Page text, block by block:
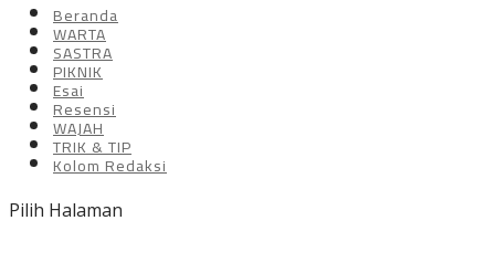
Beranda
WARTA
SASTRA
PIKNIK
Esai
Resensi
WAJAH
TRIK & TIP
Kolom Redaksi
Pilih Halaman